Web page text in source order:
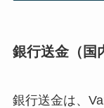
銀行送金（国
銀行送金は、